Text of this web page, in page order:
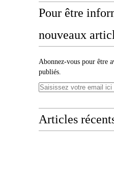
Pour être
nouveaux
Abonnez-vous pour être
publiés.
Articles